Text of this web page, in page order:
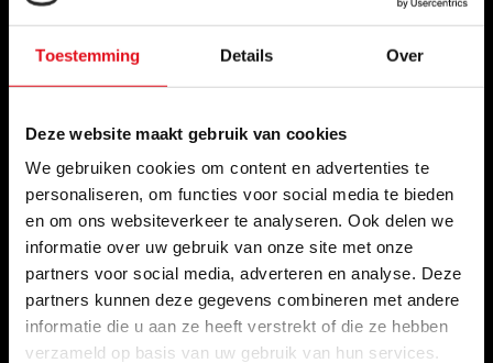
Toestemming Details Over
Deze website maakt gebruik van cookies
We gebruiken cookies om content en advertenties te
personaliseren, om functies voor social media te bieden
en om ons websiteverkeer te analyseren. Ook delen we
informatie over uw gebruik van onze site met onze
partners voor social media, adverteren en analyse. Deze
partners kunnen deze gegevens combineren met andere
informatie die u aan ze heeft verstrekt of die ze hebben
verzameld op basis van uw gebruik van hun services.
Qui sommes nous ?
Nos magasins
Commande commerciale
Options de paiement
Questions fréquentes
Contact
Nos salons
Remise par quantité chez Radiator-Outlet.nl
Devenir partenaire de Radiator-Outlet.nl